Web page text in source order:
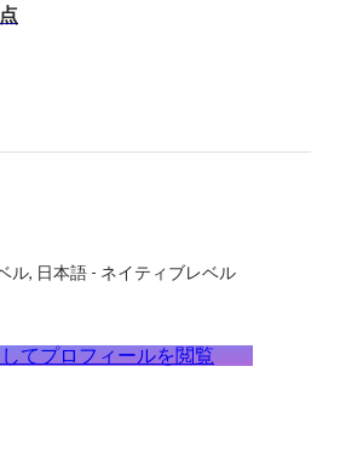
ル 日本語 - ネイティブレベル
てプロフィールを閲覧